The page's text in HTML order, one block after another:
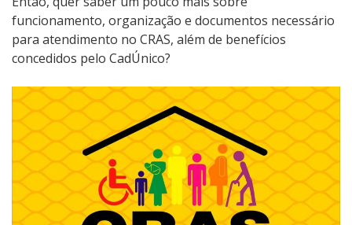
funcionamento, organização e documentos necessário
para atendimento no CRAS, além de benefícios
concedidos pelo CadÚnico?